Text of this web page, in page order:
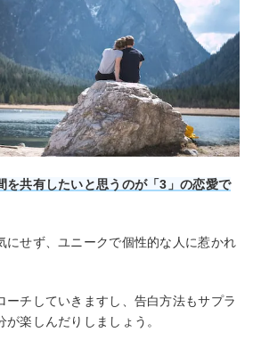
を共有したいと思うのが「3」の恋愛で
にせず、ユニークで個性的な人に惹かれ
ーチしていきますし、告白方法もサプラ
楽しんだりしましょう。